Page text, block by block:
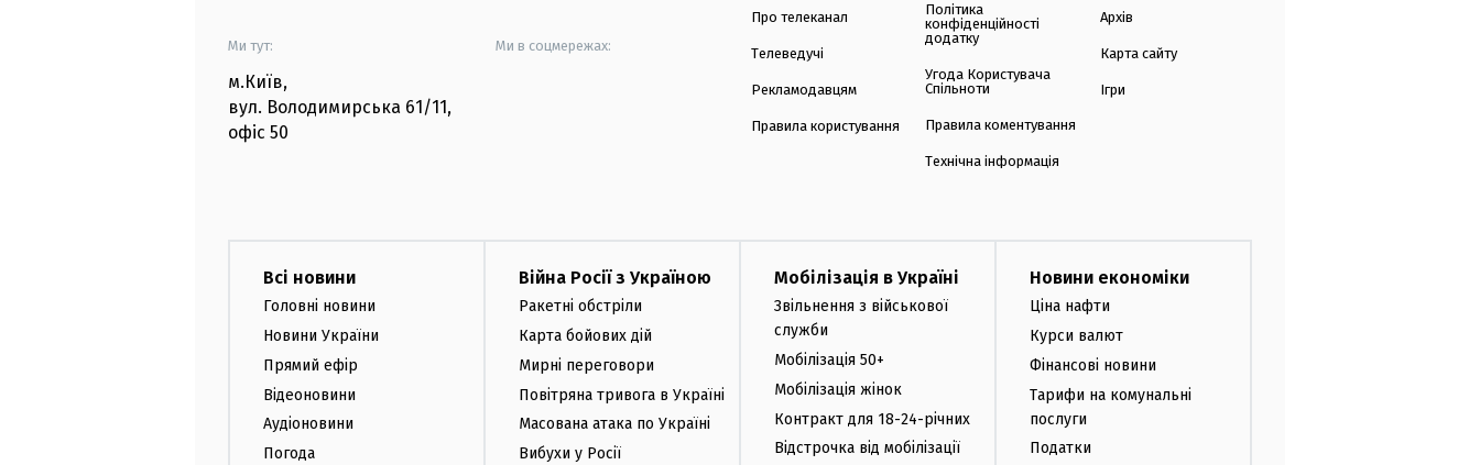
Ми тут:
м.Київ,
вул. Володимирська 61/11,
офіс 50
Ми в соцмережах:
Про телеканал
Телеведучі
Рекламодавцям
Правила користування
Політика
конфіденційності
додатку
Угода Користувача
Спільноти
Правила коментування
Технічна інформація
Архів
Карта сайту
Ігри
Всі новини
Головні новини
Новини України
Прямий ефір
Відеоновини
Аудіоновини
Погода
Війна Росії з Україною
Ракетні обстріли
Карта бойових дій
Мирні переговори
Повітряна тривога в Україні
Масована атака по Україні
Вибухи у Росії
Мобілізація в Україні
Звільнення з військової
служби
Мобілізація 50+
Мобілізація жінок
Контракт для 18-24-річних
Відстрочка від мобілізації
Новини економіки
Ціна нафти
Курси валют
Фінансові новини
Тарифи на комунальні
послуги
Податки